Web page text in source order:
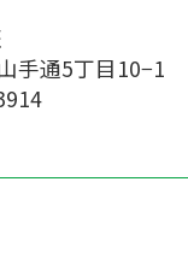
手通5丁目10−1